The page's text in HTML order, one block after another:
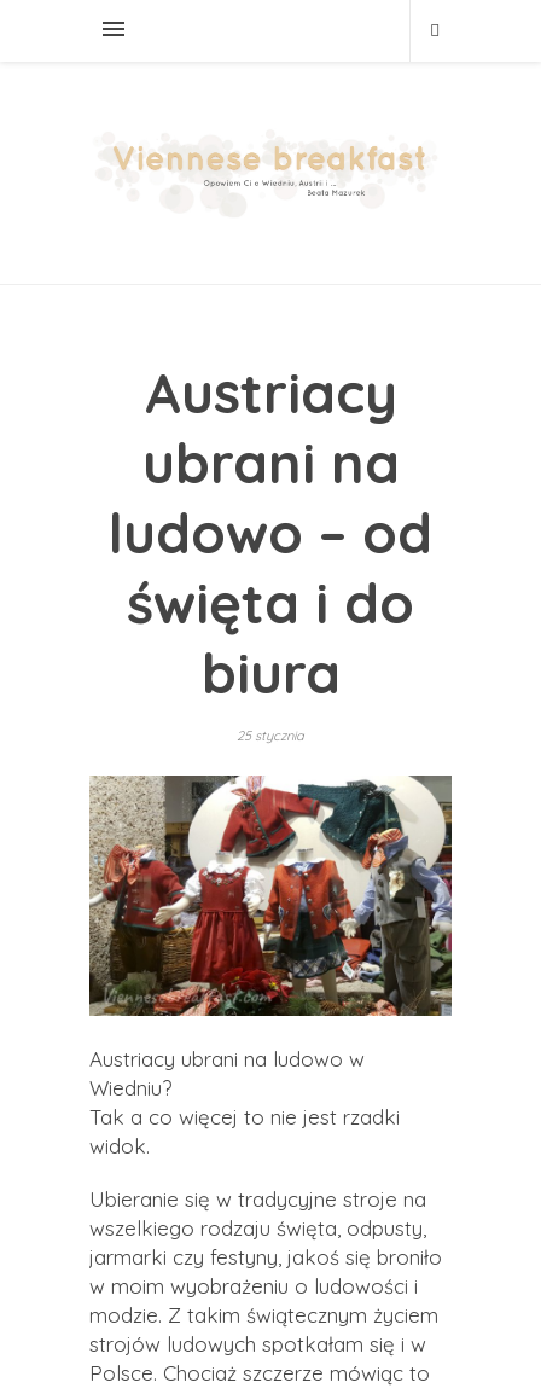
Austriacy
ubrani na
ludowo – od
święta i do
biura
25 stycznia
Austriacy ubrani na ludowo w
Wiedniu?
Tak a co więcej to nie jest rzadki
widok.
Ubieranie się w tradycyjne stroje na
wszelkiego rodzaju święta, odpusty,
jarmarki czy festyny, jakoś się broniło
w moim wyobrażeniu o ludowości i
modzie. Z takim świątecznym życiem
strojów ludowych spotkałam się i w
Polsce. Chociaż szczerze mówiąc to